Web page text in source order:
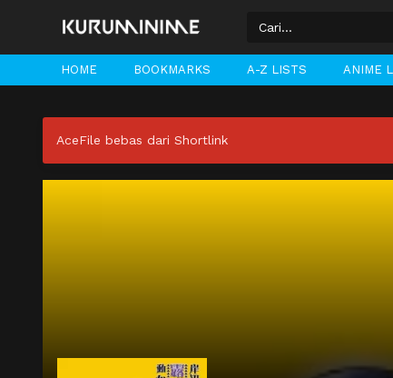
HOME BOOKMARKS A-Z LISTS ANIME
AceFile bebas dari Shortlink